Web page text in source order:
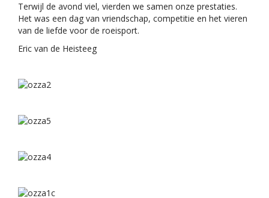
Terwijl de avond viel, vierden we samen onze prestaties.
Het was een dag van vriendschap, competitie en het vieren
van de liefde voor de roeisport.
Eric van de Heisteeg